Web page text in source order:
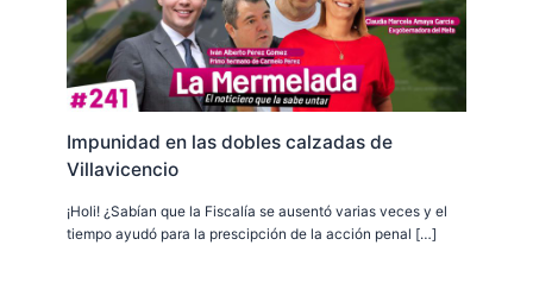
Impunidad en las dobles calzadas de
Villavicencio
¡Holi! ¿Sabían que la Fiscalía se ausentó varias veces y el
tiempo ayudó para la prescipción de la acción penal […]